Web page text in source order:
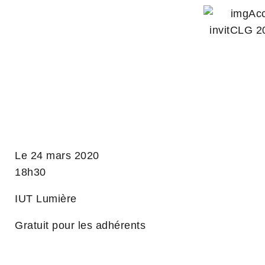
Le 24 mars 2020
18h30
IUT Lumière
Gratuit pour les adhérents